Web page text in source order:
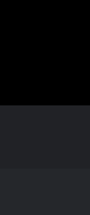
for:
koncertach w